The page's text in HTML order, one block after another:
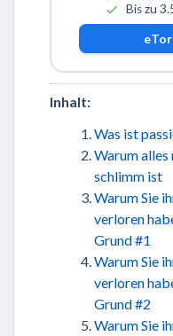
Bis zu
Inhalt:
Was ist
Warum alles
schlimm ist
Warum Sie
verloren
Grund #1
Warum Sie
verloren
Grund #2
Warum Sie